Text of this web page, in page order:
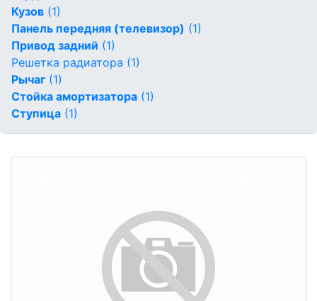
Кузов (1)
Панель передняя (телевизор) (1)
Привод задний (1)
Решетка радиатора (1)
Рычаг (1)
Стойка амортизатора (1)
Ступица (1)